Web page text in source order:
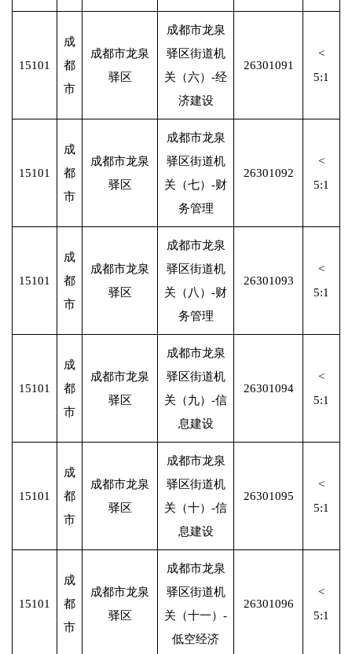
15101
成
都
市
成都市龙泉
驿区
成都市龙泉
驿区街道机
关（六）-经
济建设
26301091
<
5:1
15101
成
都
市
成都市龙泉
驿区
成都市龙泉
驿区街道机
关（七）-财
务管理
26301092
<
5:1
15101
成
都
市
成都市龙泉
驿区
成都市龙泉
驿区街道机
关（八）-财
务管理
26301093
<
5:1
15101
成
都
市
成都市龙泉
驿区
成都市龙泉
驿区街道机
关（九）-信
息建设
26301094
<
5:1
15101
成
都
市
成都市龙泉
驿区
成都市龙泉
驿区街道机
关（十）-信
息建设
26301095
<
5:1
15101
成
都
市
成都市龙泉
驿区
成都市龙泉
驿区街道机
关（十一）-
低空经济
26301096
<
5:1